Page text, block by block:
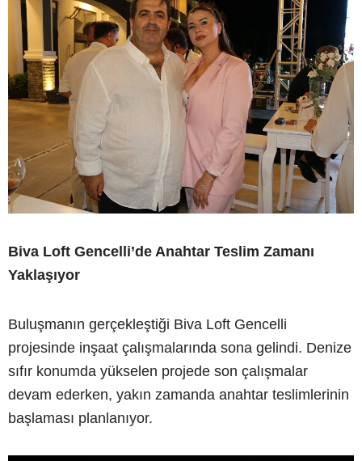
Biva Loft Gencelli’de Anahtar Teslim Zamanı
Yaklaşıyor
Buluşmanın gerçekleştiği Biva Loft Gencelli
projesinde inşaat çalışmalarında sona gelindi. Denize
sıfır konumda yükselen projede son çalışmalar
devam ederken, yakın zamanda anahtar teslimlerinin
başlaması planlanıyor.